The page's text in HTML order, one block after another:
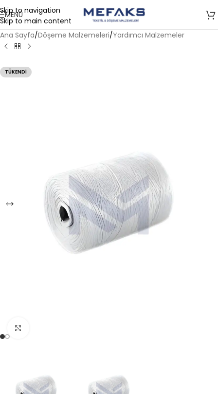
Skip to navigation
Skip to main content
MENÜ
Ana Sayfa/Döşeme Malzemeleri/Yardımcı Malzemeler
TÜKENDI